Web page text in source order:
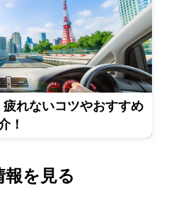
れないコツやおすすめ
！
報を見る